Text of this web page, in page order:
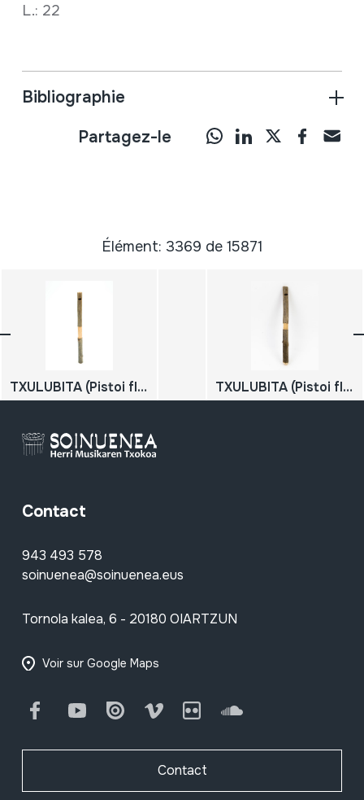
L.: 22
Bibliographie
Partagez-le
Élément: 3369 de 15871
TXULUBITA (Pistoi flauta) TXULUBITA (Pistoi flauta)
Contact
943 493 578
soinuenea@soinuenea.eus
Tornola kalea, 6 - 20180 OIARTZUN
Voir sur Google Maps
FacebookYoutube Issuu Vimeo Flickr SoundCloud
Contact